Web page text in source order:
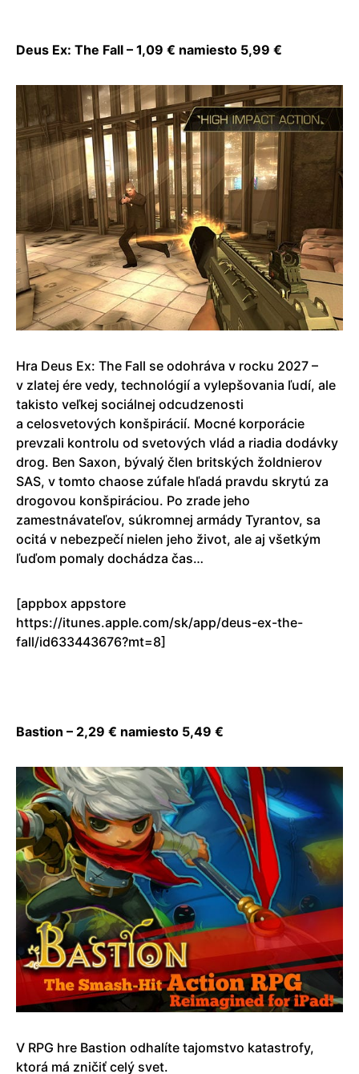
Deus Ex: The Fall – 1,09 € namiesto 5,99 €
Hra Deus Ex: The Fall se odohráva v rocku 2027 –
v zlatej ére vedy, technológií a vylepšovania ľudí, ale
takisto veľkej sociálnej odcudzenosti
a celosvetových konšpirácií. Mocné korporácie
prevzali kontrolu od svetových vlád a riadia dodávky
drog. Ben Saxon, bývalý člen britských žoldnierov
SAS, v tomto chaose zúfale hľadá pravdu skrytú za
drogovou konšpiráciou. Po zrade jeho
zamestnávateľov, súkromnej armády Tyrantov, sa
ocitá v nebezpečí nielen jeho život, ale aj všetkým
ľuďom pomaly dochádza čas…
[appbox appstore
https://itunes.apple.com/sk/app/deus-ex-the-
fall/id633443676?mt=8]
Bastion – 2,29 € namiesto 5,49 €
V RPG hre Bastion odhalíte tajomstvo katastrofy,
ktorá má zničiť celý svet.